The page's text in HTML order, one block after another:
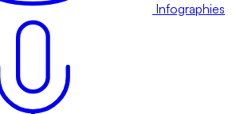
Infographies